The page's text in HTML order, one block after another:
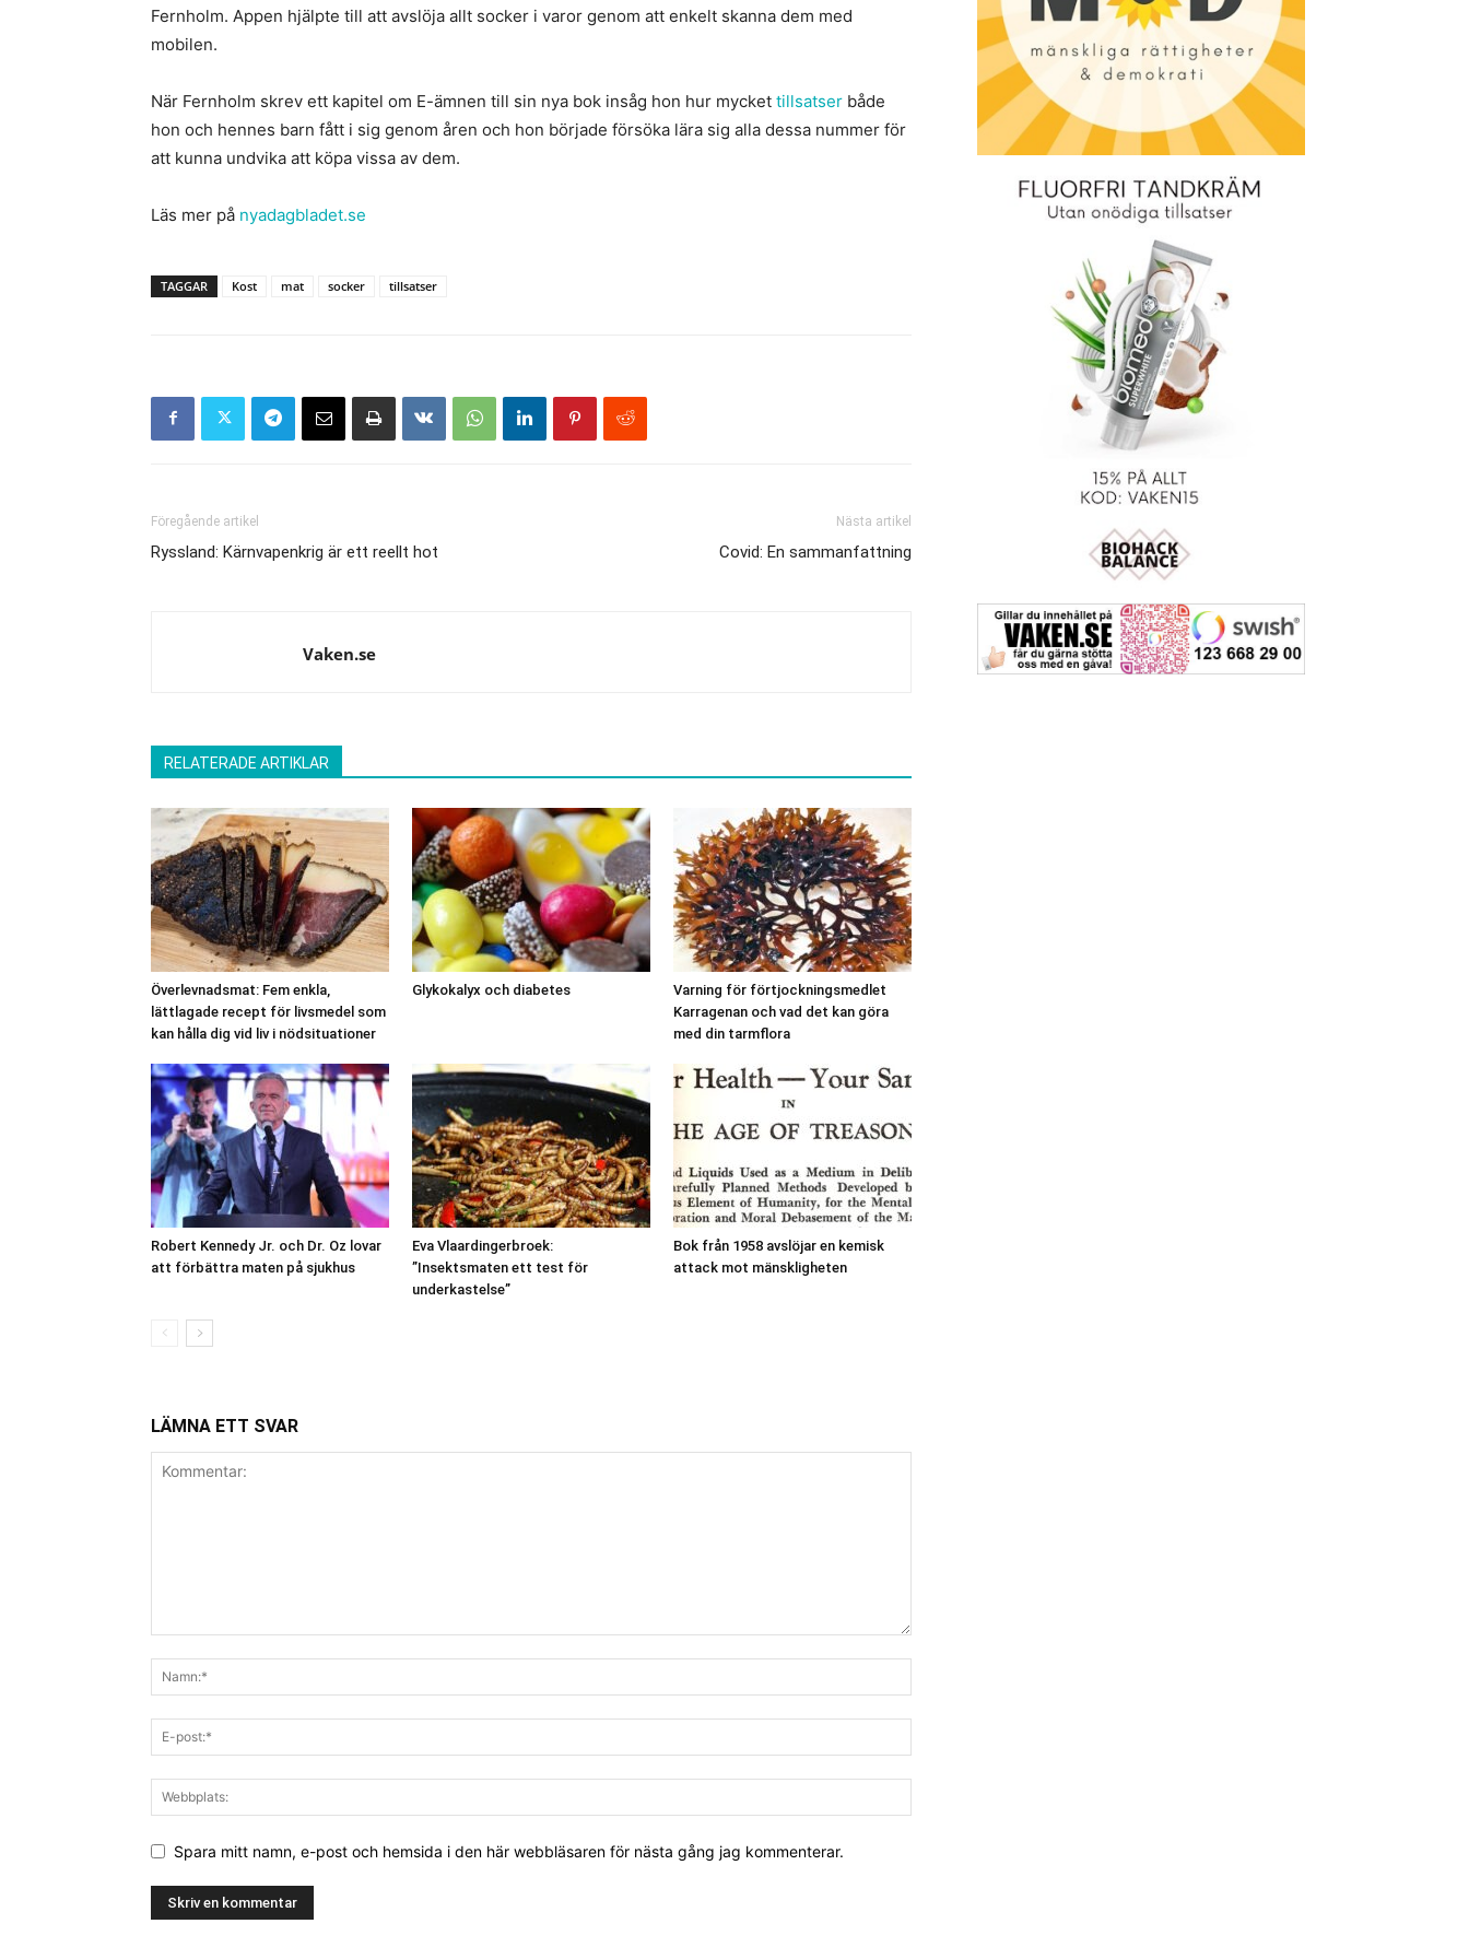
Fernholm. Appen hjälpte till att avslöja allt socker i varor genom att enkelt skanna dem med
mobilen.
När Fernholm skrev ett kapitel om E-ämnen till sin nya bok insåg hon hur mycket tillsatser både
hon och hennes barn fått i sig genom åren och hon började försöka lära sig alla dessa nummer för
att kunna undvika att köpa vissa av dem.
Läs mer på nyadagbladet.se
TAGGAR Kost mat socker tillsatser
Föregående artikel
Ryssland: Kärnvapenkrig är ett reellt hot
Nästa artikel
Covid: En sammanfattning
Vaken.se
RELATERADE ARTIKLAR
Överlevnadsmat: Fem enkla,
lättlagade recept för livsmedel som
kan hålla dig vid liv i nödsituationer
Glykokalyx och diabetes
Varning för förtjockningsmedlet
Karragenan och vad det kan göra
med din tarmflora
Robert Kennedy Jr. och Dr. Oz lovar
att förbättra maten på sjukhus
Eva Vlaardingerbroek:
”Insektsmaten ett test för
underkastelse”
Bok från 1958 avslöjar en kemisk
attack mot mänskligheten
LÄMNA ETT SVAR
Spara mitt namn, e-post och hemsida i den här webbläsaren för nästa gång jag kommenterar.